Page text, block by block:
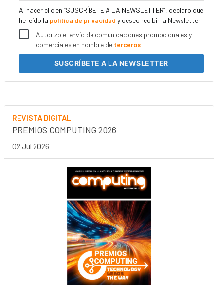
Al hacer clic en “SUSCRÍBETE A LA NEWSLETTER”, declaro que
he leído la política de privacidad y deseo recibir la Newsletter
Autorizo el envío de comunicaciones promocionales y
comerciales en nombre de terceros
SUSCRÍBETEA LA NEWSLETTER
REVISTA DIGITAL
PREMIOS COMPUTING 2026
02 Jul 2026